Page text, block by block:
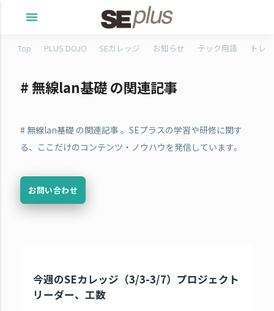
menu
Top PLUS DOJO SEカレッジ お知らせ テック用語 トレ
# 無線lan基礎 の関連記事
# 無線lan基礎 の関連記事 。SEプラスの学習や研修に関す
る、ここだけのコンテンツ・ノウハウを発信しています。
お問い合わせ
今週のSEカレッジ（3/3-3/7）プロジェクト
リーダー、工数